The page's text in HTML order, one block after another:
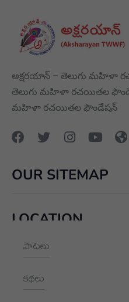
అక్షరయాన్ – తెలుగు మహిళా
తెలుగు మహిళా రచయితల
మహిళా రచయితల ఫౌండేషన్
OUR SITEMAP
పాటలు
కథలు
LOCATION
+91 9989928562
hello@aksharayan.com